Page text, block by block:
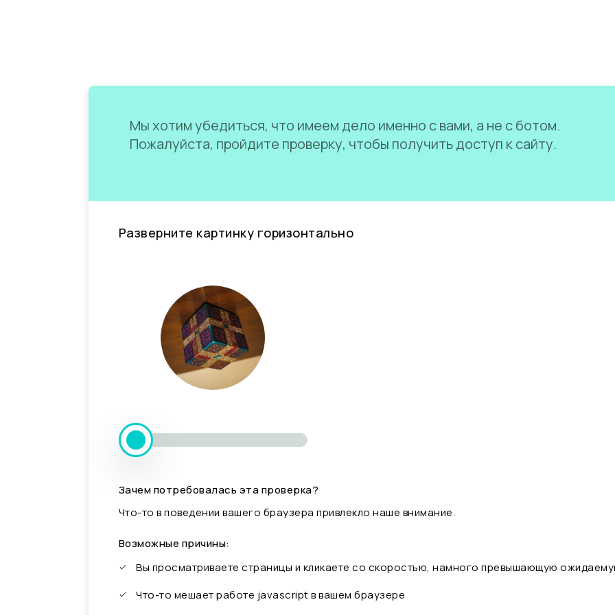
Мы хотим убедиться, что имеем дело именно с вами, а не с ботом.
Пожалуйста, пройдите проверку, чтобы получить доступ к сайту.
Разверните картинку горизонтально
Зачем потребовалась эта проверка?
Что-то в поведении вашего браузера привлекло наше внимание.
Возможные причины:
Вы просматриваете страницы и кликаете со скоростью, намного превышающую
Что-то мешает работе javascript в вашем браузере